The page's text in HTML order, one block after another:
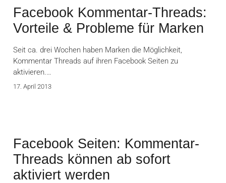
Facebook Kommentar-Threads:
Vorteile & Probleme für Marken
Seit ca. drei Wochen haben Marken die Möglichkeit,
Kommentar Threads auf ihren Facebook Seiten zu
aktivieren.…
17. April 2013
Facebook Seiten: Kommentar-
Threads können ab sofort
aktiviert werden